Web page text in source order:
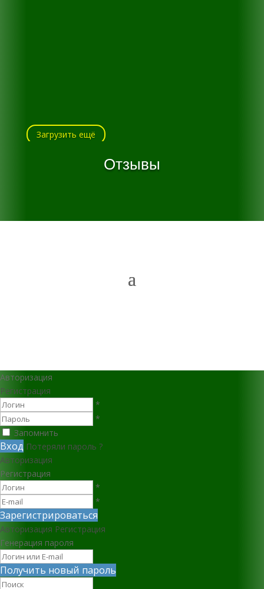
Загрузить ещё
Отзывы
Авторизация
Регистрация
*
*
Запомнить
Вход Потеряли пароль ?
Авторизация
Регистрация
*
*
Зарегистрироваться
Авторизация Регистрация
Генерация пароля
Получить новый пароль